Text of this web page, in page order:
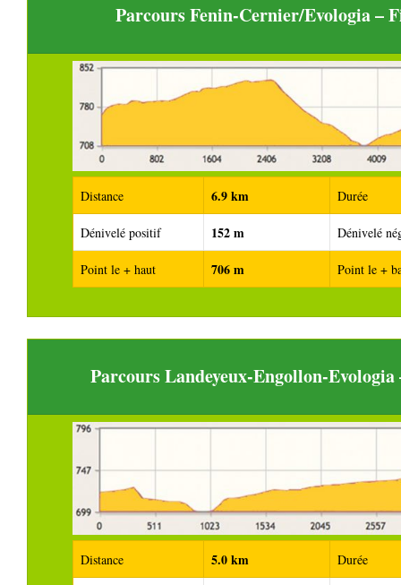
Parcours Fenin-Cernier/Evologia –
Distance 6.9 km Durée
Dénivelé positif 152 m Dénivelé
Point le + haut 706 m Point le +
Parcours Landeyeux-Engollon-
Distance 5.0 km Durée